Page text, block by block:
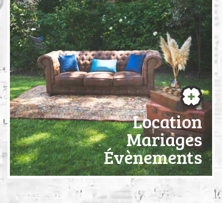
Location
Mariages
Évènements